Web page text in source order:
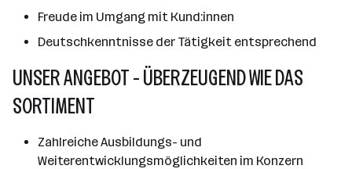
Freude im Umgang mit Kund:innen
Deutschkenntnisse der Tätigkeit entsprechend
UNSER ANGEBOT - ÜBERZEUGEND WIE DAS
SORTIMENT
Zahlreiche Ausbildungs- und
Weiterentwicklungsmöglichkeiten im Konzern